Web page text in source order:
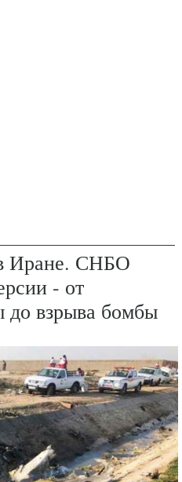
Иране. СНБО
- от
до взрыва бомбы